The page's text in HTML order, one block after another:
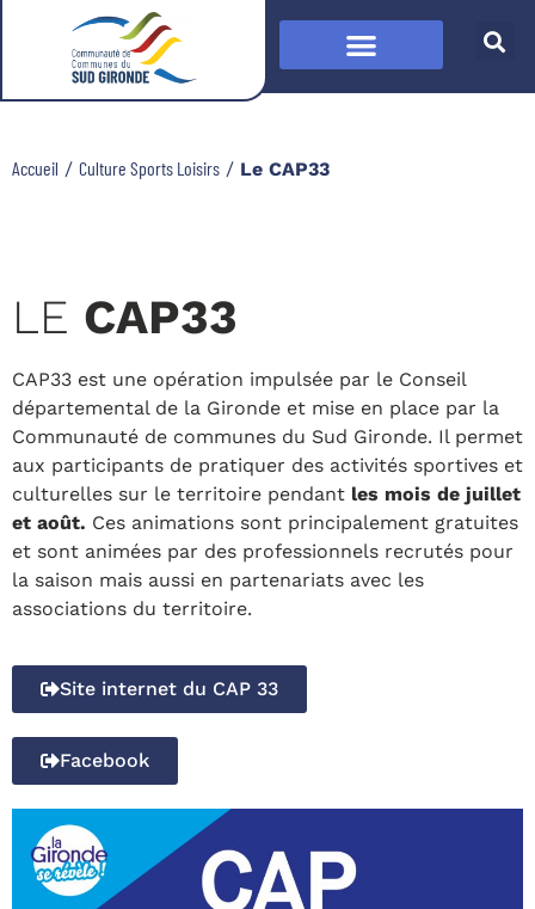
Accueil / Culture Sports Loisirs / Le CAP33
LE CAP33
CAP33 est une opération impulsée par le Conseil
départemental de la Gironde et mise en place par la
Communauté de communes du Sud Gironde. Il permet
aux participants de pratiquer des activités sportives et
culturelles sur le territoire pendant les mois de juillet
et août. Ces animations sont principalement gratuites
et sont animées par des professionnels recrutés pour
la saison mais aussi en partenariats avec les
associations du territoire.
Site internet du CAP 33
Facebook